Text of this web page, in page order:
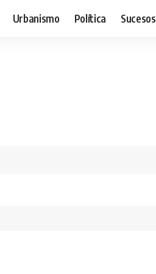
Urbanismo Política Sucesos